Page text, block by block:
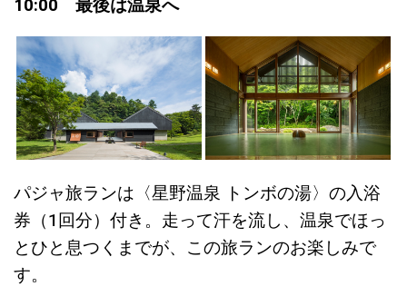
10:00 最後は温泉へ
パジャ旅ランは〈星野温泉 トンボの湯〉の入浴
券（1回分）付き。走って汗を流し、温泉でほっ
とひと息つくまでが、この旅ランのお楽しみで
す。